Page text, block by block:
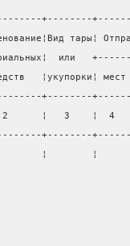
+--------
тары¦
или
¦укупорки¦
+--------
2      ¦   3    ¦  4
+--------
¦        ¦